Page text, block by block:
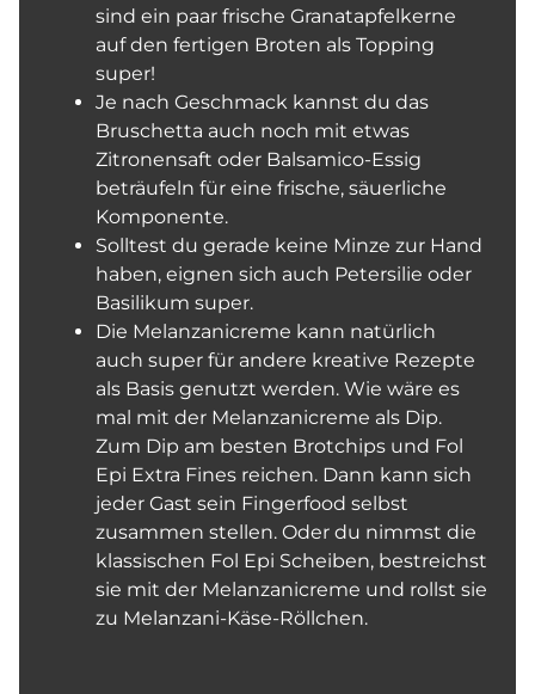
sind ein paar frische Granatapfelkerne
auf den fertigen Broten als Topping
super!
Je nach Geschmack kannst du das
Bruschetta auch noch mit etwas
Zitronensaft oder Balsamico-Essig
beträufeln für eine frische, säuerliche
Komponente.
Solltest du gerade keine Minze zur Hand
haben, eignen sich auch Petersilie oder
Basilikum super.
Die Melanzanicreme kann natürlich
auch super für andere kreative Rezepte
als Basis genutzt werden. Wie wäre es
mal mit der Melanzanicreme als Dip.
Zum Dip am besten Brotchips und Fol
Epi Extra Fines reichen. Dann kann sich
jeder Gast sein Fingerfood selbst
zusammen stellen. Oder du nimmst die
klassischen Fol Epi Scheiben, bestreichst
sie mit der Melanzanicreme und rollst sie
zu Melanzani-Käse-Röllchen.